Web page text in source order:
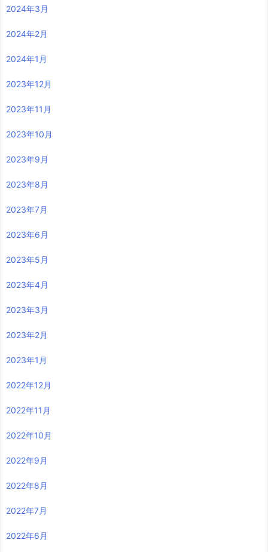
2024年3月
2024年2月
2024年1月
2023年12月
2023年11月
2023年10月
2023年9月
2023年8月
2023年7月
2023年6月
2023年5月
2023年4月
2023年3月
2023年2月
2023年1月
2022年12月
2022年11月
2022年10月
2022年9月
2022年8月
2022年7月
2022年6月